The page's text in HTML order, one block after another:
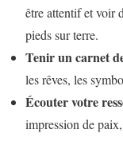
être attentif et voir
pieds sur terre.
Tenir un carnet
les rêves, les
Écouter votre
impression de